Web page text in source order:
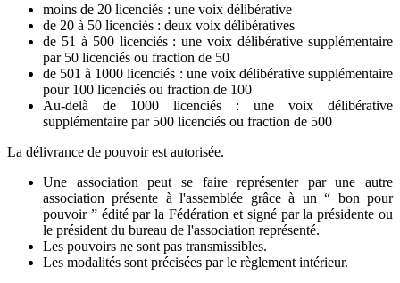
moins de 20 licenciés : une voix délibérative
de 20 à 50 licenciés : deux voix délibératives
de 51 à 500 licenciés : une voix délibérative supplémentaire
par 50 licenciés ou fraction de 50
de 501 à 1000 licenciés : une voix délibérative supplémentaire
pour 100 licenciés ou fraction de 100
Au-delà de 1000 licenciés : une voix délibérative
supplémentaire par 500 licenciés ou fraction de 500
La délivrance de pouvoir est autorisée.
Une association peut se faire représenter par une autre
association présente à l'assemblée grâce à un “ bon pour
pouvoir ” édité par la Fédération et signé par la présidente ou
le président du bureau de l'association représenté.
Les pouvoirs ne sont pas transmissibles.
Les modalités sont précisées par le règlement intérieur.